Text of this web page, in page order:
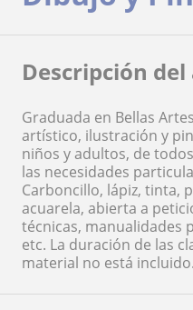
Descripción
Graduada en Bellas
artístico, ilustración y
niños y adultos, de
las necesidades
Carboncillo, lápiz, tinta,
acuarela, abierta a
técnicas, manualidades
etc. La duración de las
material no está incluido.